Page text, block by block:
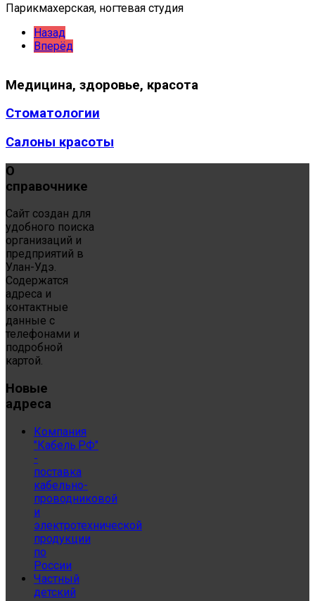
Парикмахерская, ногтевая студия
Назад
Вперёд
Медицина, здоровье, красота
Стоматологии
Салоны красоты
О
справочнике
Сайт создан для
удобного поиска
организаций и
предприятий в
Улан-Удэ.
Содержатся
адреса и
контактные
данные с
телефонами и
подробной
картой.
Новые
адреса
Компания
"Кабель.РФ"
-
поставка
кабельно-
проводниковой
и
электротехнической
продукции
по
России
Частный
детский